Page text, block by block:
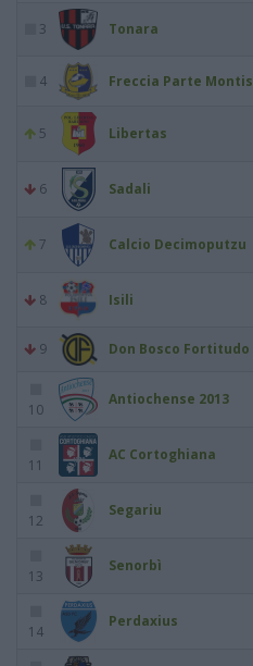
3 Tonara
4 Freccia Parte Montis
5 Libertas
6 Sadali
7 Calcio Decimoputzu
8 Isili
9 Don Bosco Fortitudo
10
Antiochense 2013
11
AC Cortoghiana
12
Segariu
13
Senorbì
14
Perdaxius